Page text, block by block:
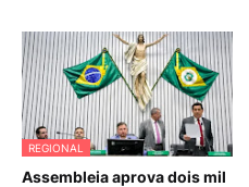
REGIONAL
Assembleia aprova dois mil